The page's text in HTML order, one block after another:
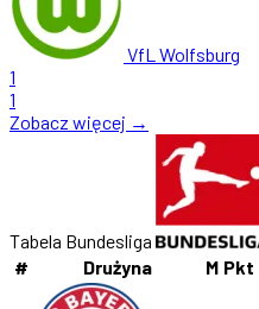
VfL Wolfsburg
1
1
Zobacz więcej →
Tabela Bundesliga
#
Drużyna M Pkt